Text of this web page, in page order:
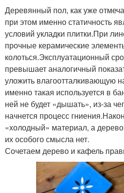
Деревянный пол, как уже
при этом именно статичность
условий укладки плитки.При
прочные керамические
колоться.Эксплуатационный
превышает аналогичный
уложить влагоотталкивающую
именно такая используется в
ней не будет «дышать», из-за
начнется процесс
«холодный» материал, а
их особого смысла нет.
Сочетаем дерево и кафель